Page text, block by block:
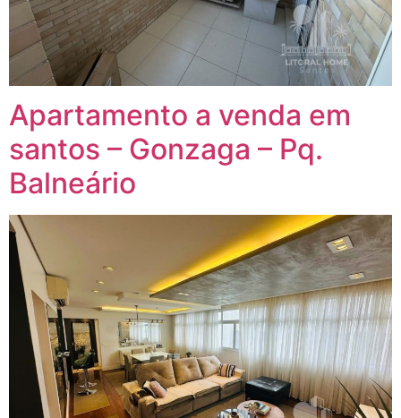
Apartamento a venda em
santos – Gonzaga – Pq.
Balneário